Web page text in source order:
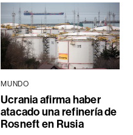
MUNDO
Ucrania afirma haber
atacado una refinería de
Rosneft en Rusia